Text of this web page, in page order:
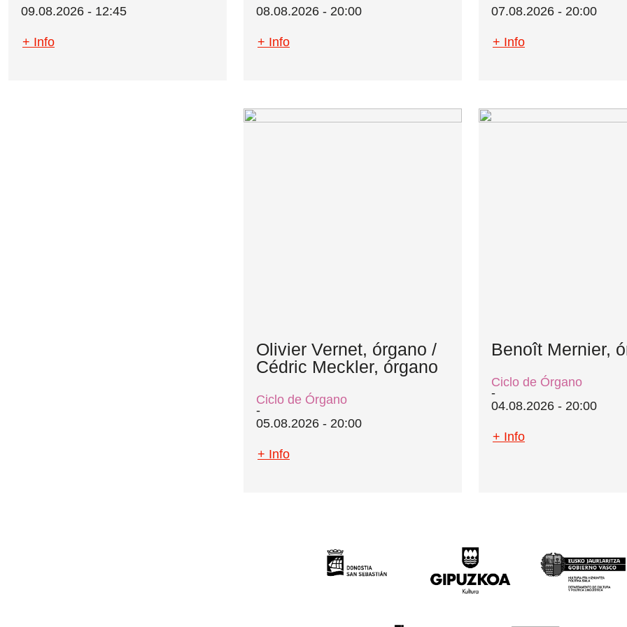
09.08.2026 - 12:45
+ Info
08.08.2026 - 20:00
+ Info
07.08.2026 - 20:00
+ Info
Olivier Vernet, órgano /
Cédric Meckler, órgano
Ciclo de Órgano
05.08.2026 - 20:00
+ Info
Benoît Mernier,
Ciclo de Órgano
04.08.2026 - 20:00
+ Info